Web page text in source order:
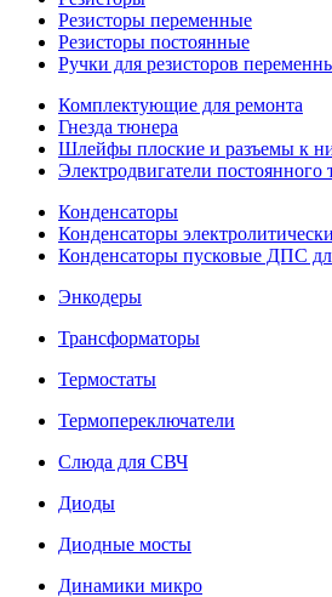
Резисторы переменные
Резисторы постоянные
Ручки для резисторов
Комплектующие для ремонта
Гнезда тюнера
Шлейфы плоские и разъемы к
Электродвигатели постоянного
Конденсаторы
Конденсаторы
Конденсаторы пусковые ДПС
Энкодеры
Трансформаторы
Термостаты
Термопереключатели
Слюда для СВЧ
Диоды
Диодные мосты
Динамики микро